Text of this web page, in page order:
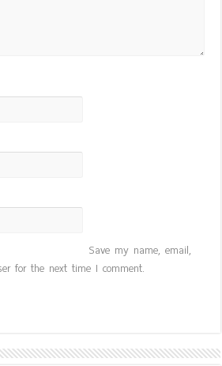
Save my name, email,
for the next time I comment.